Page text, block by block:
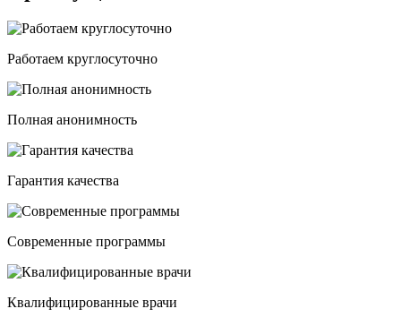
Работаем круглосуточно
Полная анонимность
Гарантия качества
Современные программы
Квалифицированные врачи